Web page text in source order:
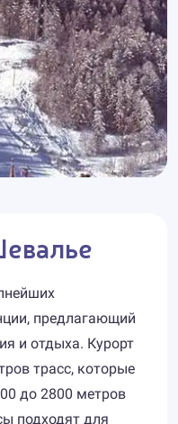
предлагающий
и отдыха. Курорт
трасс, которые
до 2800 метров
подходят для